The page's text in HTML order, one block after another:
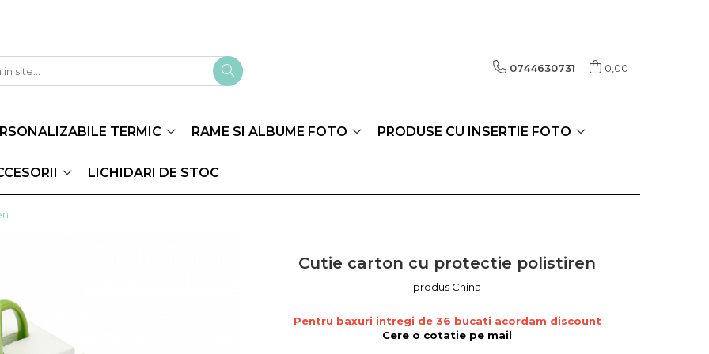
0744630731 0,00
TERMIC RAME SI ALBUME FOTO PRODUSE CU INSERTIE FOTO
LICHIDARI DE STOC
Cutie carton cu protectie polistiren
produs China
Pentru baxuri intregi de 36 bucati acordam discount
Cere o cotatie pe mail